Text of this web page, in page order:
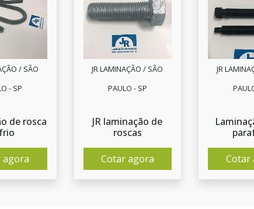
/ SÃO
- SP
de rosca
agora
JR LAMINAÇÃO / SÃO
PAULO - SP
JR laminação de
roscas
Cotar agora
JR
Cotar